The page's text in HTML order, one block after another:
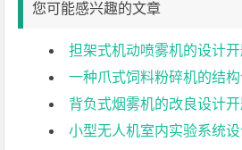
您可能感兴趣的文章
担架式机动喷雾机的设计
一种爪式饲料粉碎机的结
背负式烟雾机的改良设计
小型无人机室内实验系统